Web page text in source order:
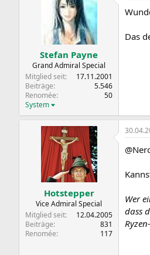
i
n
e
Stefan Payne
Grand Admiral Special
Mitglied seit
17.11.2001
Beiträge
5.546
Renomée
50
System
Das
Hotstepper
Vice Admiral Special
Mitglied seit
12.04.2005
Beiträge
831
Renomée
117
Wer
dass